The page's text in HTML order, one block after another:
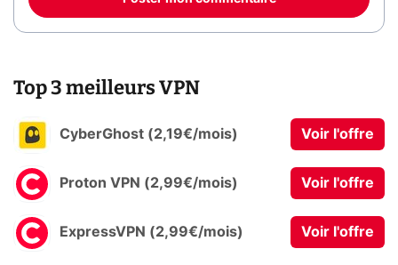
Top 3 meilleurs VPN
CyberGhost (2,19€/mois) Voir l'offre
Proton VPN (2,99€/mois) Voir l'offre
ExpressVPN (2,99€/mois) Voir l'offre